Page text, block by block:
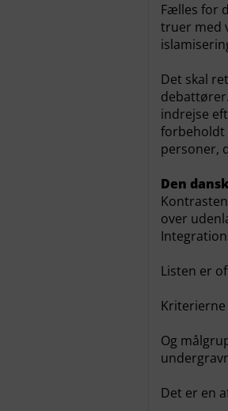
Fælles for
truer med
Det skal
indrejse
forbeholdt
personer,
Den
over
Listen er
Og
Det er en